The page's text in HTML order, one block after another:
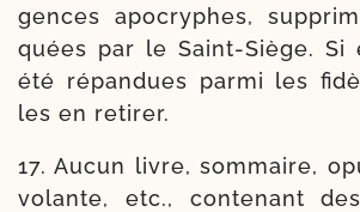
gences apo­cryphes,
quées par le Saint-​Siège. Si
été répan­dues par­mi les
les en retirer.
17. Aucun livre, som­maire,
volante, etc., conte­nant